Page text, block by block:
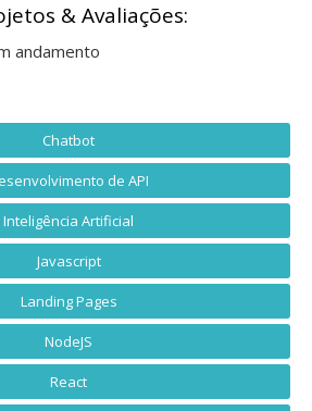
& Avaliações:
andamento
Chatbot
de API
Inteligência Artificial
Javascript
Landing Pages
NodeJS
React